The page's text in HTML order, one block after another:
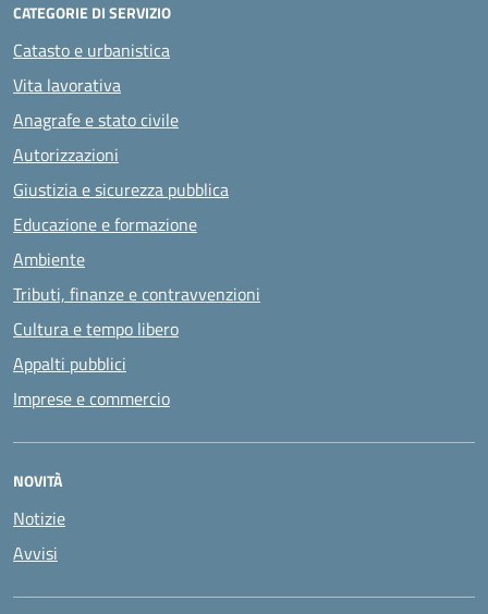
CATEGORIE DI SERVIZIO
Catasto e urbanistica
Vita lavorativa
Anagrafe e stato civile
Autorizzazioni
Giustizia e sicurezza pubblica
Educazione e formazione
Ambiente
Tributi, finanze e contravvenzioni
Cultura e tempo libero
Appalti pubblici
Imprese e commercio
NOVITÀ
Notizie
Avvisi